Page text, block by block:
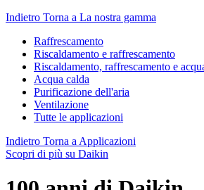
Indietro Torna a La nostra gamma
Raffrescamento
Riscaldamento e raffrescamento
Riscaldamento, raffrescamento e
Acqua calda
Purificazione dell'aria
Ventilazione
Tutte le applicazioni
Indietro Torna a Applicazioni
Scopri di più su Daikin